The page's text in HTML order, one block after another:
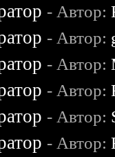
- Автор:
- Автор:
- Автор:
- Автор:
- Автор:
- Автор: